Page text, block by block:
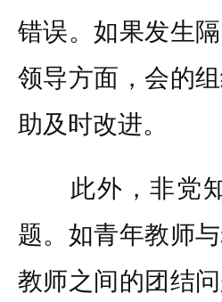
错误。如果发生
领导方面，会的
助及时改进。
此外，非党知
题。如青年教师
教师之间的团结